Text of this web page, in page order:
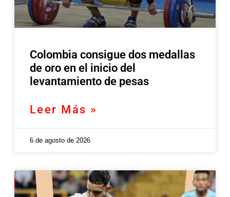
Colombia consigue dos medallas
de oro en el inicio del
levantamiento de pesas
Leer Más »
6 de agosto de 2026